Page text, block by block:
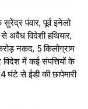
पंवार, पूर्व इनेलो
अवैध विदेशी हथियार,
नकद, 5 किलोग्राम
में कई संपत्तियों के
घंटे से ईडी की छापेमारी